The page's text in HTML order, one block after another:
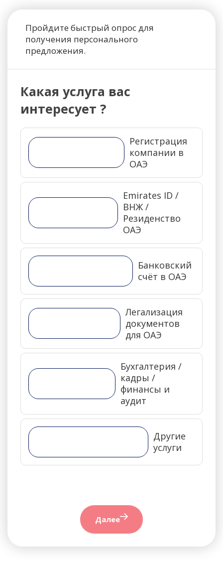
Пройдите быстрый опрос для
получения персонального
предложения.
Какая услуга вас
интересует ?
Регистрация
компании в
ОАЭ
Emirates ID /
ВНЖ /
Резиденство
ОАЭ
Банковский
счёт в ОАЭ
Легализация
документов
для ОАЭ
Бухгалтерия /
кадры /
финансы и
аудит
Другие
услуги
Далее